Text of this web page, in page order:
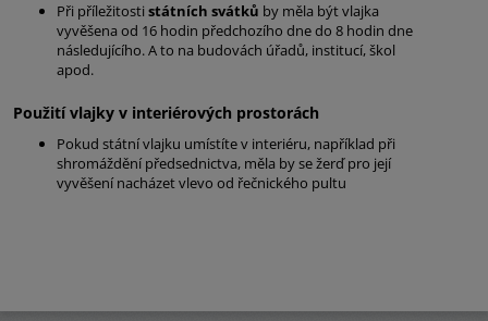
Při příležitosti státních svátků by měla být vlajka
vyvěšena od 16 hodin předchozího dne do 8 hodin dne
následujícího. A to na budovách úřadů, institucí, škol
apod.
Použití vlajky v interiérových prostorách
Pokud státní vlajku umístíte v interiéru, například při
shromáždění předsednictva, měla by se žerď pro její
vyvěšení nacházet vlevo od řečnického pultu